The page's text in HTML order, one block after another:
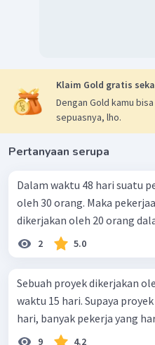
Klaim Gold gratis
Dengan Gold kamu
sepuasnya, lho.
Pertanyaan serupa
Dalam waktu 48 hari suatu
oleh 30 orang. Maka
dikerjakan oleh 20 orang
2 5.0
Sebuah proyek dikerjakan
waktu 15 hari. Supaya
hari, banyak pekerja yang
9 4.2